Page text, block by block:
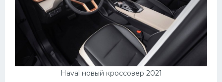
Haval новый кроссовер 2021